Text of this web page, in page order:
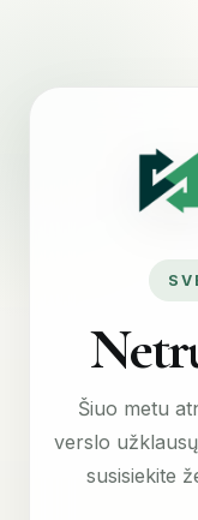
Šiuo metu
verslo
susisiekite